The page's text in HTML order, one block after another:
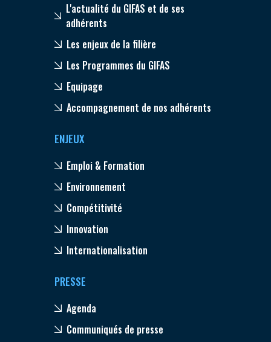
L'actualité du GIFAS et de ses
adhérents
Les enjeux de la filière
Les Programmes du GIFAS
Equipage
Accompagnement de nos adhérents
ENJEUX
Emploi & Formation
Environnement
Compétitivité
Innovation
Internationalisation
PRESSE
Agenda
Communiqués de presse